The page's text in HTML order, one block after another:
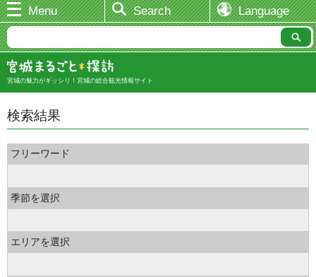
Menu Search Language
宮城の魅力がギッシリ！宮城の総合観光情報サイト
検索結果
フリーワード
季節を選択
エリアを選択